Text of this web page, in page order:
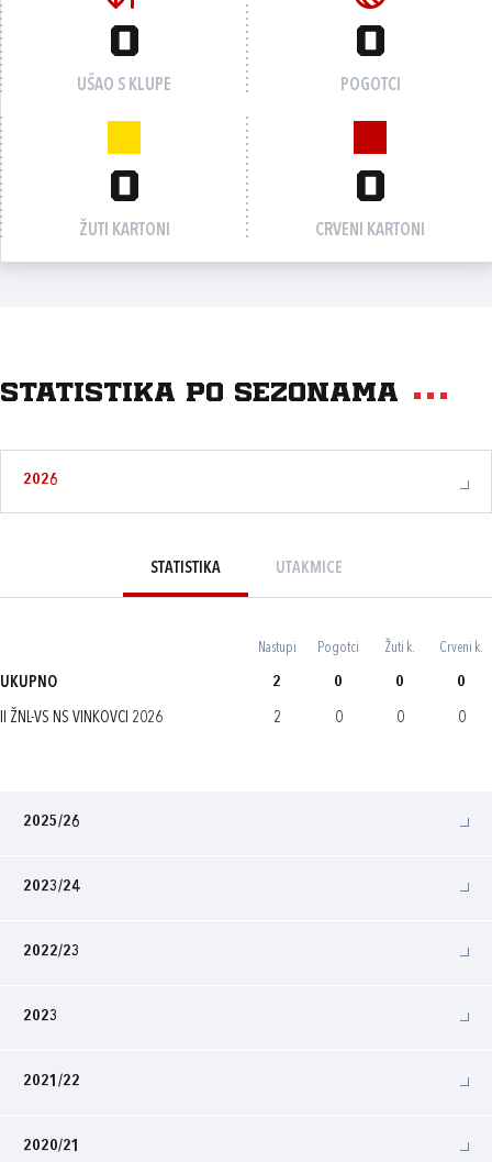
0
UŠAO S KLUPE
0
POGOTCI
0
ŽUTI KARTONI
0
CRVENI KARTONI
Statistika po sezonama
2026
STATISTIKA UTAKMICE
Nastupi Pogotci Žuti k. Crveni k.
UKUPNO 2 0 0 0
II ŽNL-VS NS VINKOVCI 2026 2 0 0 0
2025/26
2023/24
2022/23
2023
2021/22
2020/21